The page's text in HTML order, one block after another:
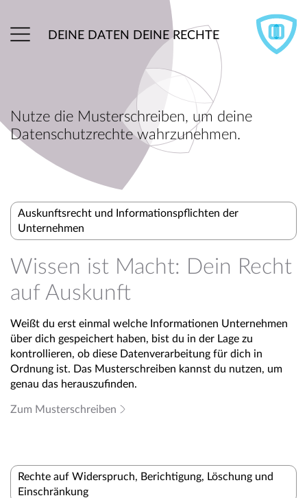
DEINE DATEN DEINE RECHTE
Nutze die Musterschreiben, um deine
Datenschutzrechte wahrzunehmen.
Auskunftsrecht und Informationspflichten der
Unternehmen
Wissen ist Macht: Dein Recht
auf Auskunft
Weißt du erst einmal welche Informationen Unternehmen
über dich gespeichert haben, bist du in der Lage zu
kontrollieren, ob diese Datenverarbeitung für dich in
Ordnung ist. Das Musterschreiben kannst du nutzen, um
genau das herauszufinden.
Zum Musterschreiben
Rechte auf Widerspruch, Berichtigung, Löschung und
Einschränkung